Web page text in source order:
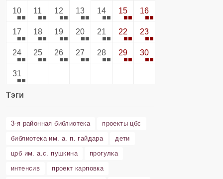
10 11 12 13 14 15 16
17 18 19 20 21 22 23
24 25 26 27 28 29 30
31
Тэги
3-я районная библиотека
проекты цбс
библиотека им. а. п. гайдара
дети
црб им. а.с. пушкина
прогулка
интенсив
проект карповка